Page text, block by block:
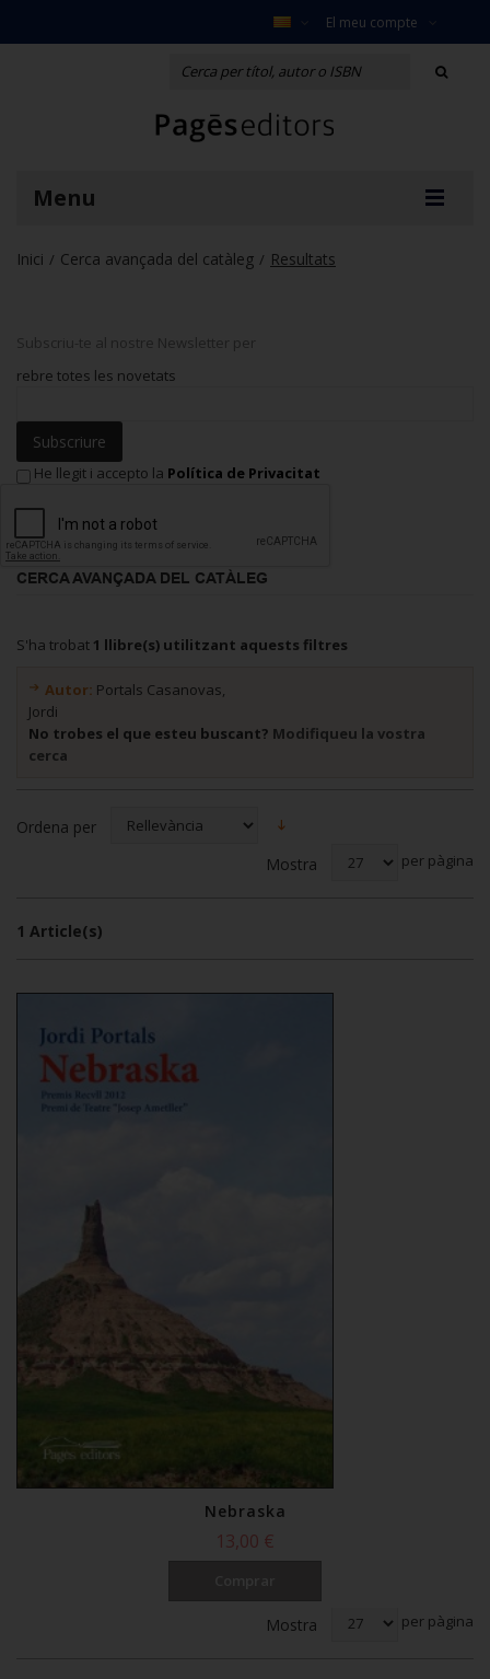
El meu compte
Menu
Inici / Cerca avançada del catàleg / Resultats
Subscriu-te al nostre Newsletter per
rebre totes les novetats
Subscriure
He llegit i accepto la Política de Privacitat
CERCA AVANÇADA DEL CATÀLEG
S'ha trobat 1 llibre(s) utilitzant aquests filtres
Autor: Portals Casanovas,
Jordi
No trobes el que esteu buscant? Modifiqueu la vostra
cerca
Ordena per
Mostra
per pàgina
1 Article(s)
Nebraska
13,00 €
Mostra
per pàgina